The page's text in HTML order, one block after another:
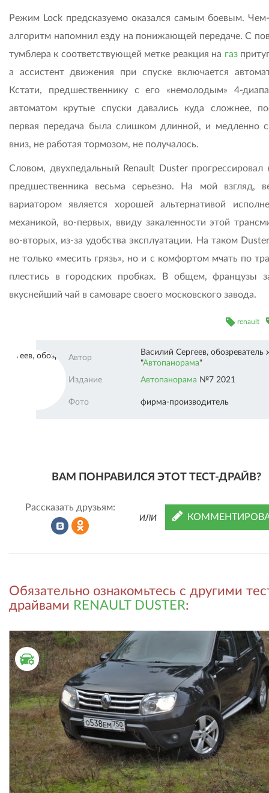
Режим Lock предсказуемо оказался самым боевым.
алгоритм напомнил езду на понижающей передаче. С
тумблера к соответствующей метке реакция на газ
а ассистент движения при спуске включается
Кстати, предшественнику с его «немолодым» 4-
автоматом крутые спуски давались куда сложнее,
первая передача была слишком длинной, и медленно
вниз, не работая тормозом, не получалось.
Словом, двухпедальный Renault Duster прогрессировал
предшественника весьма серьезно. На мой взгляд,
вариатором является хорошей альтернативой
механикой, во-первых, ввиду закаленности этой
во-вторых, из-за удобства эксплуатации. На таком
не только «месить грязь», но и с комфортом мчать по
плестись в городских пробках. В общем, французы
вкуснейший чай в самоваре своего московского завода.
renault
Автопанорама"" />
Автор
Василий Сергеев, обозреватель
"Автопанорама"
Издание
Автопанорама №7 2021
Фото фирма-производитель
ВАМ ПОНРАВИЛСЯ ЭТОТ ТЕСТ-ДРАЙВ?
Рассказать друзьям:
во
ВКонтакте
в
Одноклассниках
ИЛИ
Обязательно ознакомьтесь с другими
драйвами RENAULT DUSTER:
ТЕСТ ДРАЙВ